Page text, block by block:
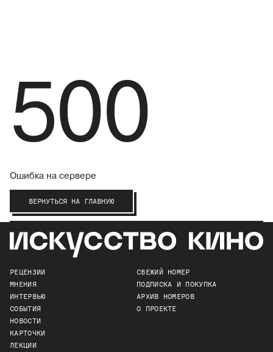
500
Ошибка на сервере
ВЕРНУТЬСЯ НА ГЛАВНУЮ
РЕЦЕНЗИИ
МНЕНИЯ
ИНТЕРВЬЮ
СОБЫТИЯ
НОВОСТИ
КАРТОЧКИ
ЛЕКЦИИ
СВЕЖИЙ НОМЕР
ПОДПИСКА И ПОКУПКА
АРХИВ НОМЕРОВ
О ПРОЕКТЕ